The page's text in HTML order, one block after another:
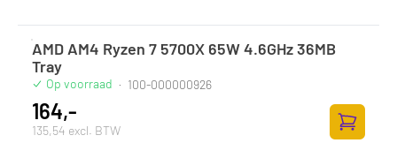
AMD AM4 Ryzen 7 5700X 65W 4.6GHz 36MB
Tray
Op voorraad · 100-000000926
164,-
135,54 excl. BTW
Zum